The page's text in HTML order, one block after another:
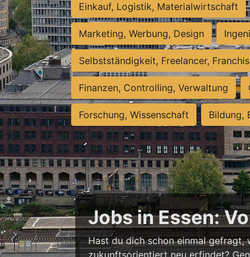
Einkauf, Logistik, Materialwirtschaft
Marketing, Werbung, Design
Selbstständigkeit, Freelancer,
Finanzen, Controlling, Verwaltung
Forschung, Wissenschaft Bildung,
Jobs in Essen:
Hast du dich schon einmal gefragt,